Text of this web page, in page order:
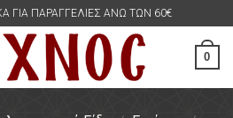
ΓΙΑ ΠΑΡΑΓΓΕΛΙΕΣ ΑΝΩ ΤΩΝ 60€
0